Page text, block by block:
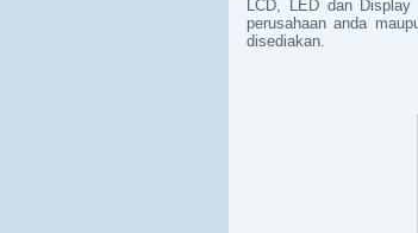
LCD, LED dan
perusahaan anda
disediakan.